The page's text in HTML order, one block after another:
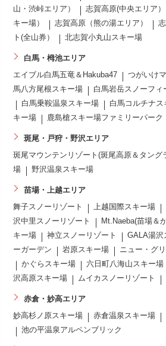
山・渋峠エリア）
志賀高原(中央エリア）
キー場）
志賀高原（熊の湯エリア）
ト(全山券）
北志賀小丸山スキー場
白馬・栂池エリア
エイブル白馬五竜＆Hakuba47 つがいけ
馬八方尾根スキー場
白馬岩岳スノーフィ
白馬乗鞍温泉スキー場
白馬コルチナス
キー場
鹿島槍スキー場ファミリーパーク
斑尾・戸狩・野沢エリア
斑尾マウンテンリゾート(斑尾高原＆タング
場
野沢温泉スキー場
苗場・上越エリア
舞子スノーリゾート 上越国際スキー場
沢中里スノーリゾート
Mt.Naeba(苗場＆
キー場
神立スノーリゾート GALA湯沢
ーガーデン
岩原スキー場
ニュー・グ
かぐらスキー場
六日町八海山スキー場
沢高原スキー場
ムイカスノーリゾート
赤倉・妙高エリア
妙高杉ノ原スキー場 赤倉温泉スキー場
池の平温泉アルペンブリック